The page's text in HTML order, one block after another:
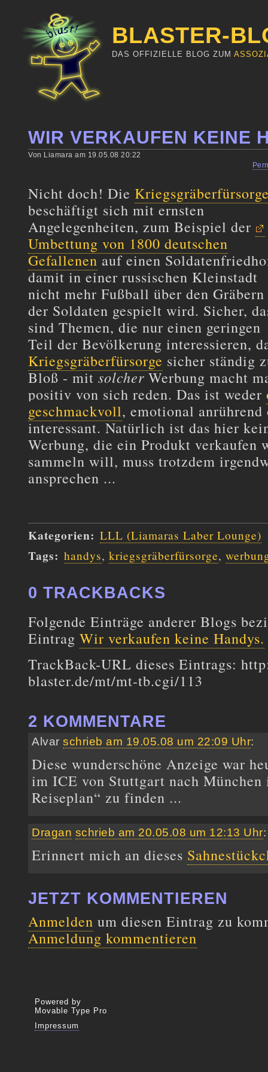
BLASTER-
DAS OFFIZIELLE BLOG ZUM
WIR VERKAUFEN KEINE
Von Liamara am 19.05.08 20:22
Nicht doch! Die
beschäftigt sich mit ernsten
Angelegenheiten, zum Beispiel der
Umbettung von 1800 deutschen
Gefallenenauf einen
damit in einer russischen Kleinstadt
nicht mehr Fußball über den Gräbern
der Soldaten gespielt wird. Sicher,
sind Themen, die nur einen geringen
Teil der Bevölkerung interessieren,
Kriegsgräberfürsorge sicher ständig
Bloß - mitsolcherWerbung macht
positiv von sich reden. Das ist weder
geschmackvoll, emotional anrührend
interessant. Natürlich ist das hier
Werbung, die ein Produkt verkaufen
sammeln will, muss trotzdem
ansprechen ...
Kategorien: LLL (Liamaras Laber Lounge)
Tags: handys, kriegsgräberfürsorge,
0 TRACKBACKS
Folgende Einträge anderer Blogs
EintragWir verkaufen keine Handys.
TrackBack-URL dieses Eintrags:
blaster.de/mt/mt-tb.cgi/113
2 KOMMENTARE
Alvarschrieb am 19.05.08 um 22:09 Uhr:
Diese wunderschöne Anzeige war
im ICE von Stuttgart nach
Reiseplan“ zu finden ...
Dragan schrieb am 20.05.08 um 12:13 Uhr:
Erinnert mich an dieses
JETZT KOMMENTIEREN
Anmelden um diesen Eintrag zu
Anmeldung kommentieren
Powered by
Movable Type Pro
Impressum